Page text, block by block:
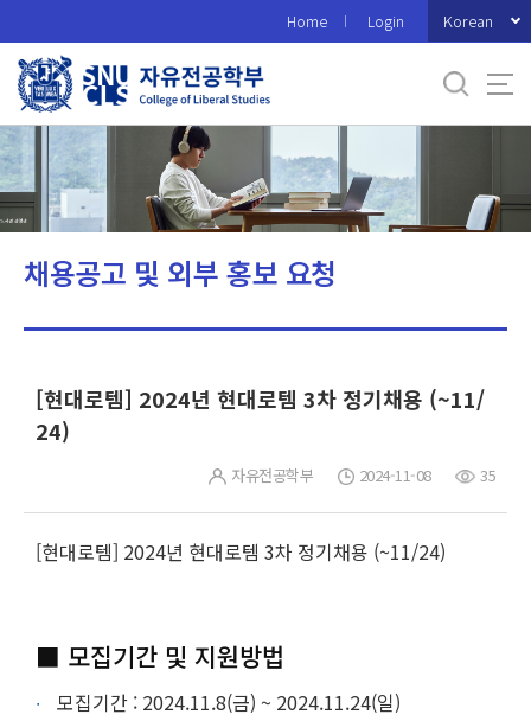
로
메
뉴
Home Login Korean
채용공고 및 외부 홍보 요청
[현대로템] 2024년 현대로템 3차 정기채용 (~11/
24)
자유전공학부 2024-11-08 35
[현대로템] 2024년 현대로템 3차 정기채용 (~11/24)
■ 모집기간 및 지원방법
모집기간 : 2024.11.8(금) ~ 2024.11.24(일)